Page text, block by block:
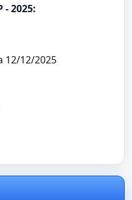
- 2025:
12/12/2025